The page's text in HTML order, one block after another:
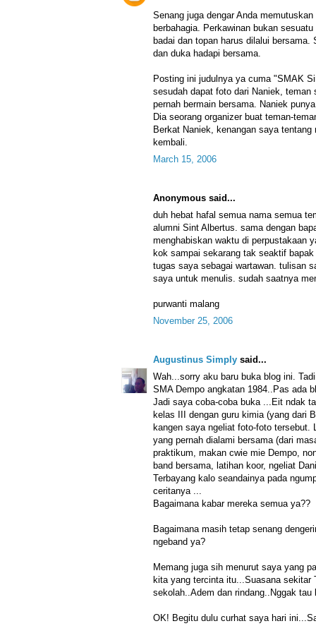
Senang juga dengar Anda
berbahagia. Perkawinan bukan
badai dan topan harus dilalui
dan duka hadapi bersama.
Posting ini judulnya ya cuma "SMAK
sesudah dapat foto dari Naniek,
pernah bermain bersama. Naniek
Dia seorang organizer buat teman-
Berkat Naniek, kenangan saya
kembali.
March 15, 2006
Anonymous said...
duh hebat hafal semua nama semua
alumni Sint Albertus. sama dengan
menghabiskan waktu di perpustakaan
kok sampai sekarang tak seaktif
tugas saya sebagai wartawan. tulisan
saya untuk menulis. sudah saatnya
purwanti malang
November 25, 2006
Augustinus Simply said...
Wah...sorry aku baru buka blog ini.
SMA Dempo angkatan 1984..Pas ada
Jadi saya coba-coba buka ...Eit ndak
kelas III dengan guru kimia (yang dari
kangen saya ngeliat foto-foto tersebut.
yang pernah dialami bersama (dari
praktikum, makan cwie mie Dempo,
band bersama, latihan koor, ngeliat
Terbayang kalo seandainya pada
ceritanya ...
Bagaimana kabar mereka semua ya??
Bagaimana masih tetap senang
ngeband ya?
Memang juga sih menurut saya yang
kita yang tercinta itu...Suasana sekitar
sekolah..Adem dan rindang..Nggak tau
OK! Begitu dulu curhat saya hari